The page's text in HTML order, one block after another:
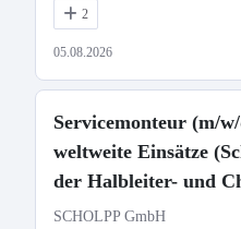
2
05.08.2026
Servicemonteur (m/
weltweite Einsätze
der Halbleiter- und
SCHOLPP GmbH